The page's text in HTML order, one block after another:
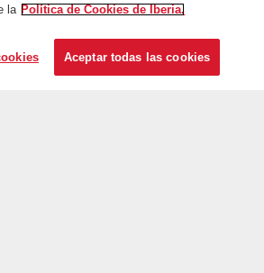
la Política de Cookies de Iberia.
Aceptar todas las cookies